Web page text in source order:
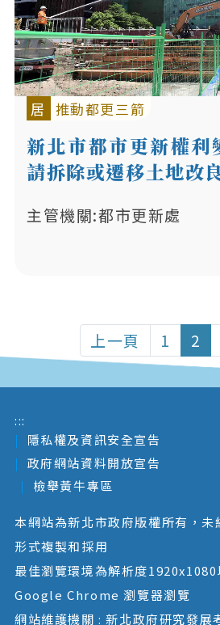
居 推動都更三箭
新北市都市更新權利
請拆除或遷移土地改
主管機關:都市更新處
上一頁 1 2
:::
隱私權及資訊安全宣告
政府網站資料開放宣告
檢舉黃牛專區
本網站為新北市政府版權所有，
形式複製和採用
最佳瀏覽環境為解析度
Google Chrome 瀏覽器瀏覽
網站維護機關 : 新北政府研究發展